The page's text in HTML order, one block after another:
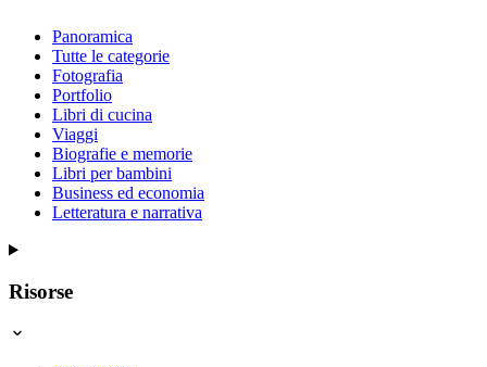
Panoramica
Tutte le categorie
Fotografia
Portfolio
Libri di cucina
Viaggi
Biografie e memorie
Libri per bambini
Business ed economia
Letteratura e narrativa
Risorse